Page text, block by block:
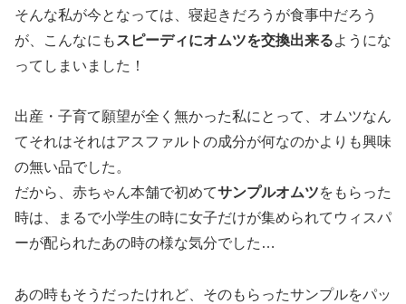
そんな私が今となっては、寝起きだろうが食事中だろう
が、こんなにも スピーディにオムツを交換出来るようにな
ってしまいました！
出産・子育て願望が全く無かった私にとって、オムツなん
てそれはそれはアスファルトの成分が何なのかよりも興味
の無い品でした。
だから、赤ちゃん本舗で初めてサンプルオムツをもらった
時は、まるで小学生の時に女子だけが集められてウィスパ
ーが配られたあの時の様な気分でした…
あの時もそうだったけれど、そのもらったサンプルをパッ